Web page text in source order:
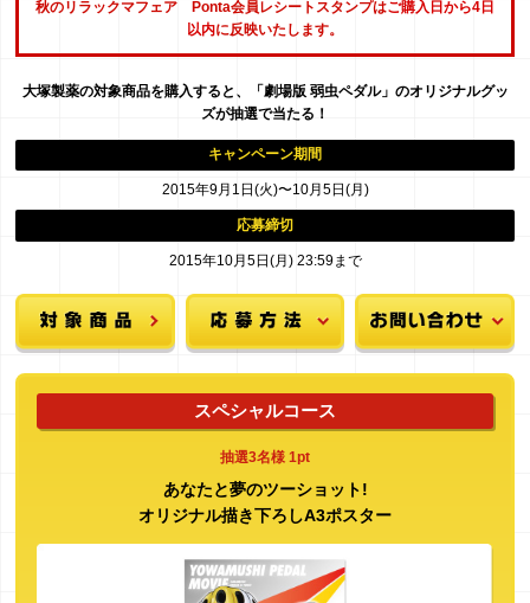
秋のリラックマフェア Ponta会員レシートスタンプはご購入日から4日
以内に反映いたします。
大塚製薬の対象商品を購入すると、「劇場版 弱虫ペダル」のオリジナルグッ
ズが抽選で当たる！
キャンペーン期間
2015年9月1日(火)〜10月5日(月)
応募締切
2015年10月5日(月) 23:59まで
スペシャルコース
抽選3名様 1pt
あなたと夢のツーショット!
オリジナル描き下ろしA3ポスター